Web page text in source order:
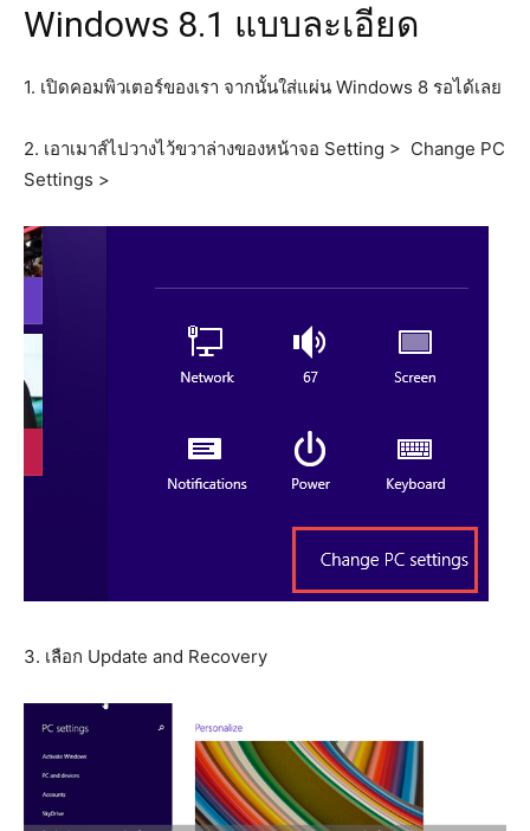
Windows 8.1 แบบละเอียด
1. เปิดคอมพิวเตอร์ของเรา จากนั้นใส่แผ่น Windows 8 รอได้เลย
2. เอาเมาส์ไปวางไว้ขวาล่างของหน้าจอ Setting > Change PC
Settings >
3. เลือก Update and Recovery